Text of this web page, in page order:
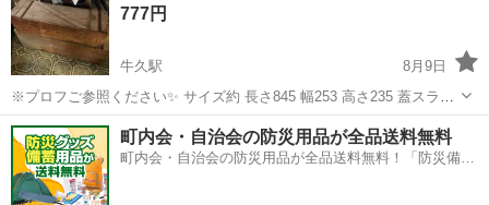
777円
牛久駅
8月9日
※プロフご参照ください✨ サイズ約 長さ845 幅253 高さ235 蓋スライ
ド式 仕切りもるので道具入れに 倉庫を圧迫してきたのでどなたかいか
が？ 手渡しのみ✨
茨城 つくば市 牛久駅 その他 道具箱
町内会・自治会の防災用品が全品送料無料
町内会・自治会の防災用品が全品送料無料！「防災備蓄